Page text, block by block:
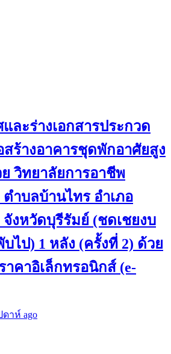
ละร่างเอกสารประกวด
สร้างอาคารชุดพักอาศัยสูง
วิทยาลัยการอาชีพ
ำบลบ้านไทร อำเภอ
งหวัดบุรีรัมย์ (ชดเชยงบ
ไป) 1 หลัง (ครั้งที่ 2) ด้วย
าคาอิเล็กทรอนิกส์ (e-
ดาห์ ago